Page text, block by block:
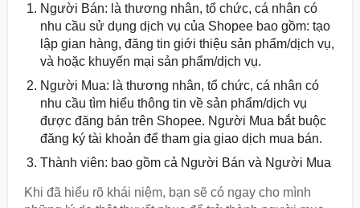
Người Bán: là thương nhân, tổ chức, cá nhân có
nhu cầu sử dụng dịch vụ của Shopee bao gồm: tạo
lập gian hàng, đăng tin giới thiệu sản phẩm/dịch vụ,
và hoặc khuyến mại sản phẩm/dịch vụ.
Người Mua: là thương nhân, tổ chức, cá nhân có
nhu cầu tìm hiểu thông tin về sản phẩm/dịch vụ
được đăng bán trên Shopee. Người Mua bắt buộc
đăng ký tài khoản để tham gia giao dịch mua bán.
Thành viên: bao gồm cả Người Bán và Người Mua
Khi đã hiểu rõ khái niệm, bạn sẽ có ngay cho mình